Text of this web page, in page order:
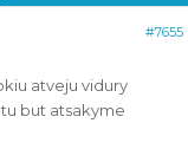
#7655
atveju vidury
but atsakyme